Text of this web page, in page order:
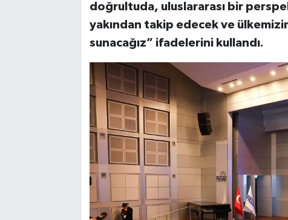
doğrultuda, uluslararası bir
yakından takip edecek ve
sunacağız” ifadelerini kullandı.